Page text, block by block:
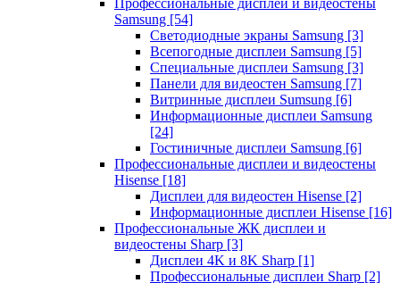
Профессиональные дисплеи и видеостены
Samsung [54]
Светодиодные экраны Samsung [3]
Всепогодные дисплеи Samsung [5]
Специальные дисплеи Samsung [3]
Панели для видеостен Samsung [7]
Витринные дисплеи Sumsung [6]
Информационные дисплеи Samsung
[24]
Гостиничные дисплеи Samsung [6]
Профессиональные дисплеи и видеостены
Hisense [18]
Дисплеи для видеостен Hisense [2]
Информационные дисплеи Hisense [16]
Профессиональные ЖК дисплеи и
видеостены Sharp [3]
Дисплеи 4K и 8K Sharp [1]
Профессиональные дисплеи Sharp [2]